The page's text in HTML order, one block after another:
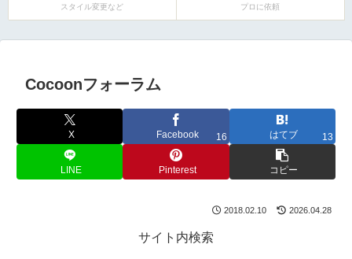
スタイル変更など プロに依頼
Cocoonフォーラム
X Facebook 16 はてブ 13
LINE Pinterest コピー
2018.02.10 2026.04.28
サイト内検索